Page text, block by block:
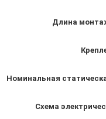
Длина
Номинальная
Схема